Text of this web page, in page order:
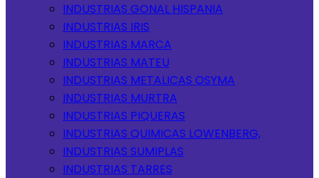
INDUSTRIAS GONAL HISPANIA
INDUSTRIAS IRIS
INDUSTRIAS MARCA
INDUSTRIAS MATEU
INDUSTRIAS METALICAS OSYMA
INDUSTRIAS MURTRA
INDUSTRIAS PIQUERAS
INDUSTRIAS QUIMICAS LOWENBERG,
INDUSTRIAS SUMIPLAS
INDUSTRIAS TARRES